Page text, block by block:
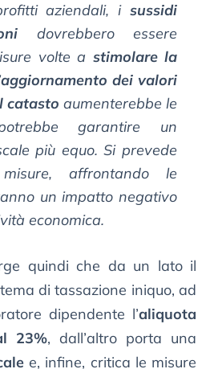
aziendali, i sussidi
dovrebbero essere
volte a stimolare la
aggiornamento dei valori
catasto aumenterebbe le
garantire un
più equo. Si prevede
affrontando le
un impatto negativo
economica.
quindi che da un lato il
di tassazione iniquo, ad
dipendente l’aliquota
23%, dall’altro porta una
e, infine, critica le misure